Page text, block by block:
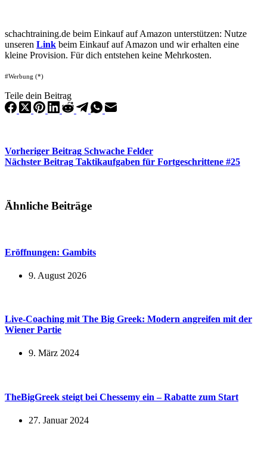
schachtraining.de beim Einkauf auf Amazon unterstützen: Nutze
unseren Link beim Einkauf auf Amazon und wir erhalten eine
kleine Provision. Für dich entstehen keine Mehrkosten.
#Werbung (*)
Teile dein Beitrag
Vorheriger Beitrag Schwache Felder
Nächster Beitrag Taktikaufgaben für Fortgeschrittene #25
Ähnliche Beiträge
Eröffnungen: Gambits
9. August 2026
Live-Coaching mit The Big Greek: Modern angreifen mit der
Wiener Partie
9. März 2024
TheBigGreek steigt bei Chessemy ein – Rabatte zum Start
27. Januar 2024